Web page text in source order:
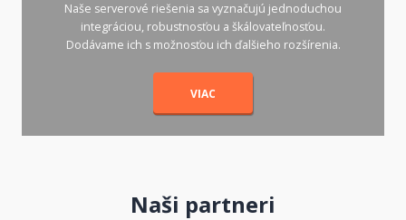
Naše serverové riešenia sa vyznačujú jednoduchou
integráciou, robustnosťou a škálovateľnosťou.
Dodávame ich s možnosťou ich ďalšieho rozšírenia.
VIAC
Naši partneri